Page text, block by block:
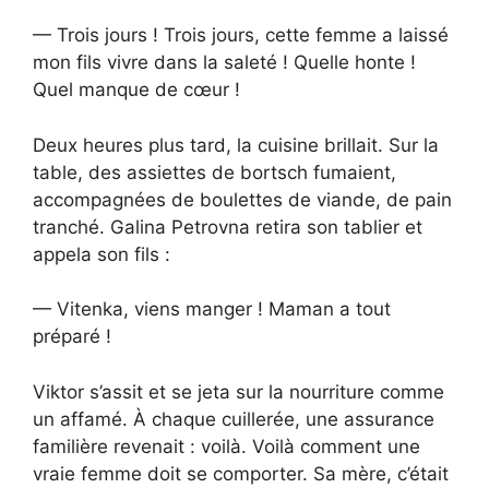
— Trois jours ! Trois jours, cette femme a laissé
mon fils vivre dans la saleté ! Quelle honte !
Quel manque de cœur !
Deux heures plus tard, la cuisine brillait. Sur la
table, des assiettes de bortsch fumaient,
accompagnées de boulettes de viande, de pain
tranché. Galina Petrovna retira son tablier et
appela son fils :
— Vitenka, viens manger ! Maman a tout
préparé !
Viktor s’assit et se jeta sur la nourriture comme
un affamé. À chaque cuillerée, une assurance
familière revenait : voilà. Voilà comment une
vraie femme doit se comporter. Sa mère, c’était